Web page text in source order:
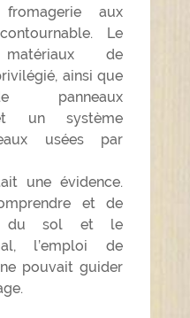
aux
Le
de
ainsi que
panneaux
un système
usées par
une évidence.
et de
du sol et le
l’emploi de
pouvait guider